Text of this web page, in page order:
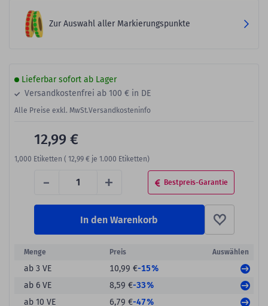
Zur Auswahl aller Markierungspunkte
Lieferbar sofort ab Lager
Versandkostenfrei ab 100 € in DE
Alle Preise exkl. MwSt.Versandkosteninfo
- + Bestpreis-Garantie
12,99 €
1,000 Etiketten ( 12,99 € je 1.000 Etiketten)
In den Warenkorb
Menge Preis Auswählen
ab 3 VE 10,99 €-15%
ab 6 VE
8,59 €-33%
ab 10 VE
6,79 €-47%